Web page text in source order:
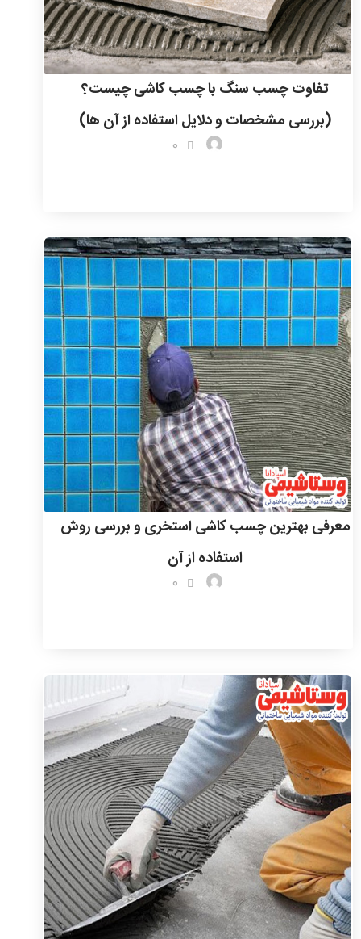
تفاوت چسب سنگ با چسب کاشی چیست؟
(بررسی مشخصات و دلایل استفاده از آن ها)
0
معرفی بهترین چسب کاشی استخری و بررسی روش
استفاده از آن
0